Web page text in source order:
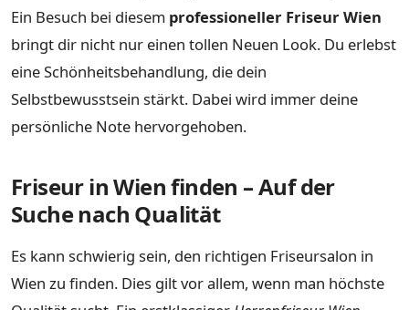
Ein Besuch bei diesem professioneller Friseur Wien
bringt dir nicht nur einen tollen Neuen Look. Du erlebst
eine Schönheitsbehandlung, die dein
Selbstbewusstsein stärkt. Dabei wird immer deine
persönliche Note hervorgehoben.
Friseur in Wien finden – Auf der
Suche nach Qualität
Es kann schwierig sein, den richtigen Friseursalon in
Wien zu finden. Dies gilt vor allem, wenn man höchste